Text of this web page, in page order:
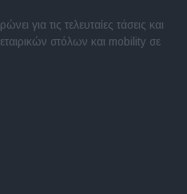
για τις τελευταίες τάσεις και
εταιρικών στόλων και mobility σε